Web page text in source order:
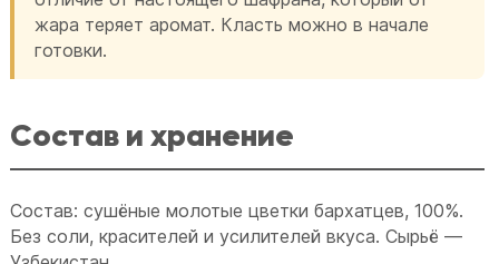
жара теряет аромат. Класть можно в начале
готовки.
Состав и хранение
Состав: сушёные молотые цветки бархатцев, 100%.
Без соли, красителей и усилителей вкуса. Сырьё —